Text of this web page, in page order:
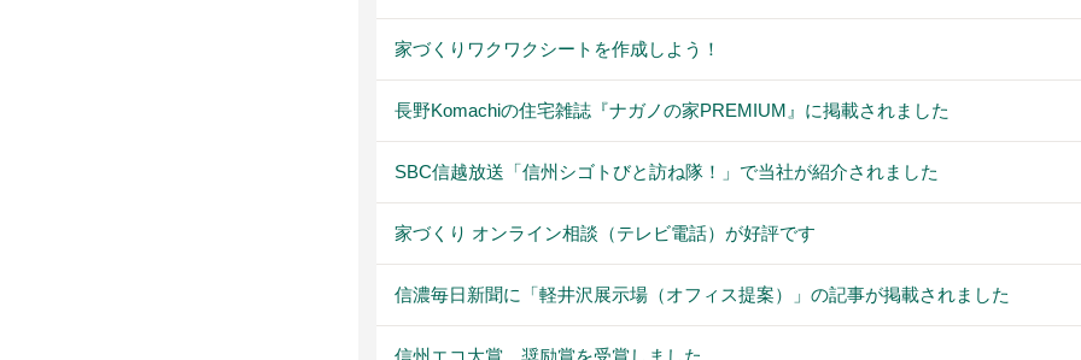
家づくりワクワクシートを作成しよう！
長野Komachiの住宅雑誌『ナガノの家PREMIUM』に掲載されました
SBC信越放送「信州シゴトびと訪ね隊！」で当社が紹介されました
家づくり オンライン相談（テレビ電話）が好評です
信濃毎日新聞に「軽井沢展示場（オフィス提案）」の記事が掲載されました
信州エコ大賞 奨励賞を受賞しました